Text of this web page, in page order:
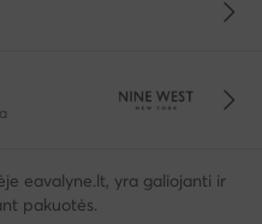
eavalyne.lt, yra galiojanti ir
pakuotės.